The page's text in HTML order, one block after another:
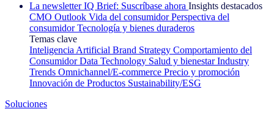
La newsletter IQ Brief: Suscríbase ahora Insights destacados
CMO Outlook Vida del consumidor Perspectiva del
consumidor Tecnología y bienes duraderos
Temas clave
Inteligencia Artificial Brand Strategy Comportamiento del
Consumidor Data Technology Salud y bienestar Industry
Trends Omnichannel/E-commerce Precio y promoción
Innovación de Productos Sustainability/ESG
Soluciones